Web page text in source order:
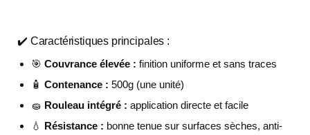
✔️ Caractéristiques principales :
🎯 Couvrance élevée : finition uniforme et sans traces
🧴 Contenance : 500g (une unité)
🧽 Rouleau intégré : application directe et facile
💧 Résistance : bonne tenue sur surfaces sèches, anti-